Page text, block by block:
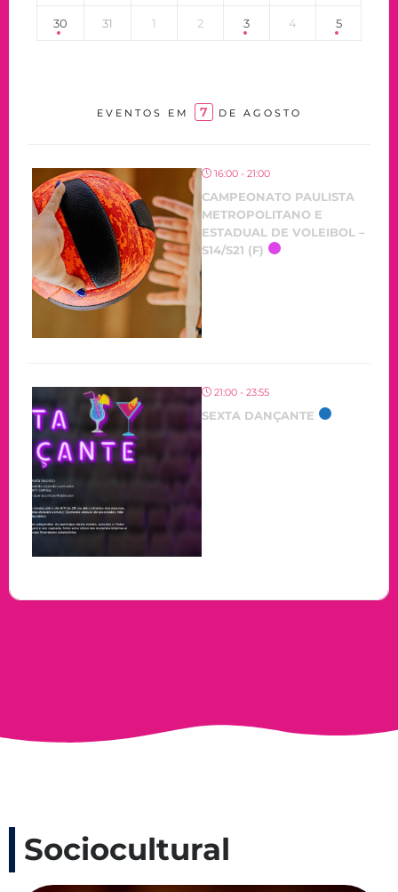
30 31 1 2 3 4 5
EVENTOS EM 7 DE AGOSTO
16:00 - 21:00
CAMPEONATO PAULISTA
METROPOLITANO E
ESTADUAL DE VOLEIBOL –
S14/S21 (F)
21:00 - 23:55
SEXTA DANÇANTE
Sociocultural